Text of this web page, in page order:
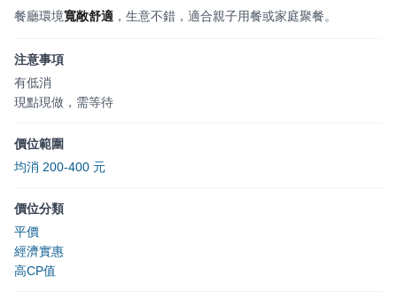
餐廳環境寬敞舒適 ，生意不錯，適合親子用餐或家庭聚餐。
注意事項
有低消
現點現做，需等待
價位範圍
均消 200-400 元
價位分類
平價
經濟實惠
高CP值